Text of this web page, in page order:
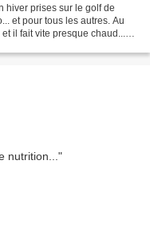
hiver prises sur le golf de
et pour tous les autres. Au
il fait vite presque chaud...